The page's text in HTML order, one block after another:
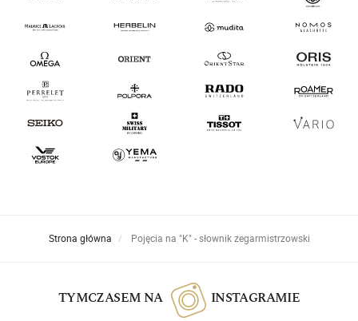
Strona główna Pojęcia na "K" - słownik zegarmistrzowski
TYMCZASEM NA INSTAGRAMIE